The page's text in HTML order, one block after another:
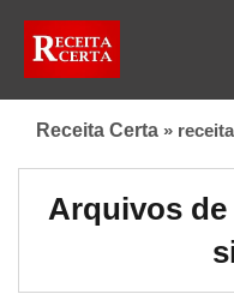
Receita Certa »
Arquivos